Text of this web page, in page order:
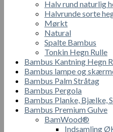
Halv rund naturlig
Halvrunde sorte
Mørkt
Natural
Spalte Bambus
Tonkin Hegn Rulle
Bambus Kantning Hegn
Bambus lampe og
Bambus Palm Stråtag
Bambus Pergola
Bambus Planke, Bjælke,
Bambus Premium Gulve
BamWood®
Indsamling